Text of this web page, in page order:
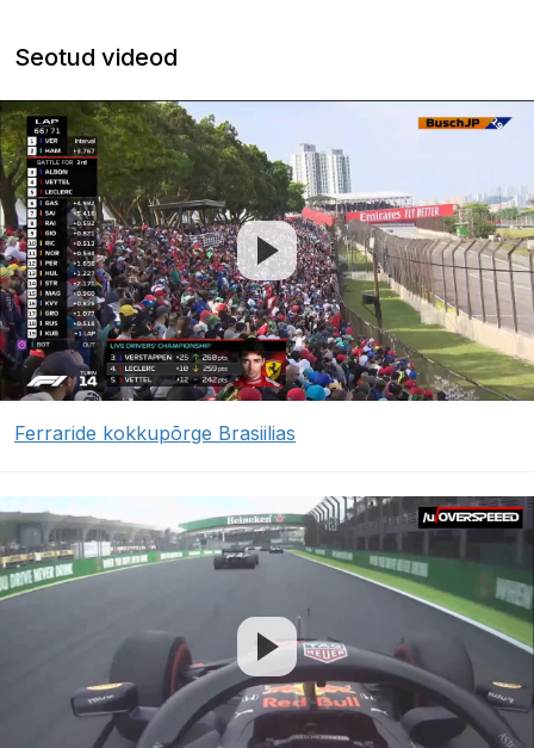
Seotud videod
Ferraride kokkupõrge Brasiilias